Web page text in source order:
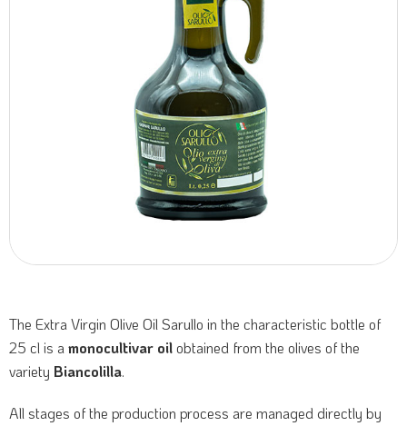
The Extra Virgin Olive Oil Sarullo in the characteristic bottle of
25 cl is a monocultivar oilobtained from the olives of the
variety Biancolilla.
All stages of the production process are managed directly by